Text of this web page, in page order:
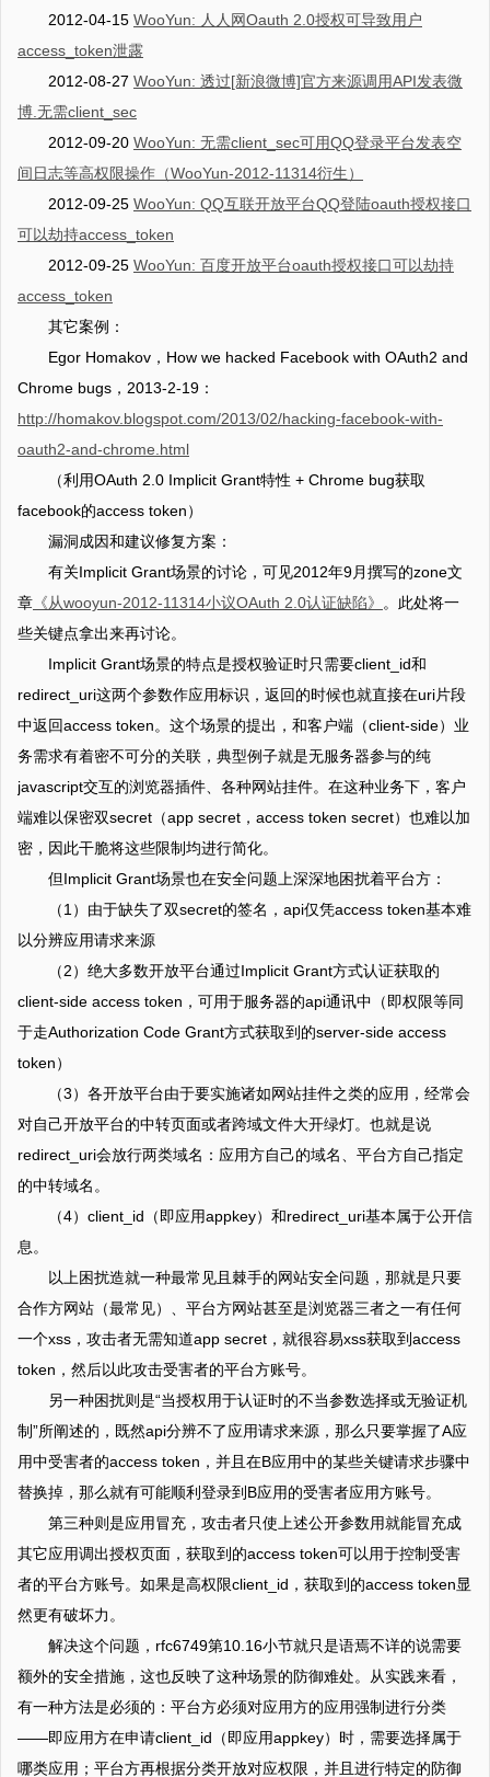
2012-04-15 WooYun: 人人网Oauth 2.0授权可导致用户
access_token泄露
2012-08-27 WooYun: 透过[新浪微博]官方来源调用API发表微
博.无需client_sec
2012-09-20 WooYun: 无需client_sec可用QQ登录平台发表空
间日志等高权限操作（WooYun-2012-11314衍生）
2012-09-25 WooYun: QQ互联开放平台QQ登陆oauth授权接口
可以劫持access_token
2012-09-25 WooYun: 百度开放平台oauth授权接口可以劫持
access_token
其它案例：
Egor Homakov，How we hacked Facebook with OAuth2 and
Chrome bugs，2013-2-19：
http://homakov.blogspot.com/2013/02/hacking-facebook-with-
oauth2-and-chrome.html
（利用OAuth 2.0 Implicit Grant特性 + Chrome bug获取
facebook的access token）
漏洞成因和建议修复方案：
有关Implicit Grant场景的讨论，可见2012年9月撰写的zone文
章 《从wooyun-2012-11314小议OAuth 2.0认证缺陷》 。此处将一
些关键点拿出来再讨论。
Implicit Grant场景的特点是授权验证时只需要client_id和
redirect_uri这两个参数作应用标识，返回的时候也就直接在uri片段
中返回access token。这个场景的提出，和客户端（client-side）业
务需求有着密不可分的关联，典型例子就是无服务器参与的纯
javascript交互的浏览器插件、各种网站挂件。在这种业务下，客户
端难以保密双secret（app secret，access token secret）也难以加
密，因此干脆将这些限制均进行简化。
但Implicit Grant场景也在安全问题上深深地困扰着平台方：
（1）由于缺失了双secret的签名，api仅凭access token基本难
以分辨应用请求来源
（2）绝大多数开放平台通过Implicit Grant方式认证获取的
client-side access token，可用于服务器的api通讯中（即权限等同
于走Authorization Code Grant方式获取到的server-side access
token）
（3）各开放平台由于要实施诸如网站挂件之类的应用，经常会
对自己开放平台的中转页面或者跨域文件大开绿灯。也就是说
redirect_uri会放行两类域名：应用方自己的域名、平台方自己指定
的中转域名。
（4）client_id（即应用appkey）和redirect_uri基本属于公开信
息。
以上困扰造就一种最常见且棘手的网站安全问题，那就是只要
合作方网站（最常见）、平台方网站甚至是浏览器三者之一有任何
一个xss，攻击者无需知道app secret，就很容易xss获取到access
token，然后以此攻击受害者的平台方账号。
另一种困扰则是“当授权用于认证时的不当参数选择或无验证机
制”所阐述的，既然api分辨不了应用请求来源，那么只要掌握了A应
用中受害者的access token，并且在B应用中的某些关键请求步骤中
替换掉，那么就有可能顺利登录到B应用的受害者应用方账号。
第三种则是应用冒充，攻击者只使上述公开参数用就能冒充成
其它应用调出授权页面，获取到的access token可以用于控制受害
者的平台方账号。如果是高权限client_id，获取到的access token显
然更有破坏力。
解决这个问题，rfc6749第10.16小节就只是语焉不详的说需要
额外的安全措施，这也反映了这种场景的防御难处。从实践来看，
有一种方法是必须的：平台方必须对应用方的应用强制进行分类
——即应用方在申请client_id（即应用appkey）时，需要选择属于
哪类应用；平台方再根据分类开放对应权限，并且进行特定的防御